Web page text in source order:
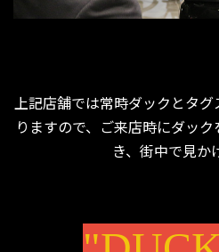
上記店舗では常時ダックとタ
りますので、ご来店時にダッ
き、街中で見か